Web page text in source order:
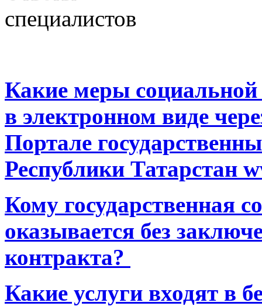
специалистов
Какие меры
в электронном виде
Портале
Республики Татарстан
Кому государственная
оказывается без
контракта?
Какие услуги входят в